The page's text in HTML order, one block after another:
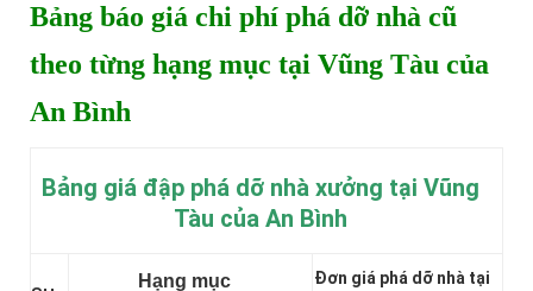
Bảng báo giá chi phí phá dỡ nhà cũ
theo từng hạng mục tại Vũng Tàu của
An Bình
Bảng giá đập phá dỡ nhà xưởng tại Vũng
Tàu của An Bình
Hạng mục
Đơn giá phá dỡ nhà tại